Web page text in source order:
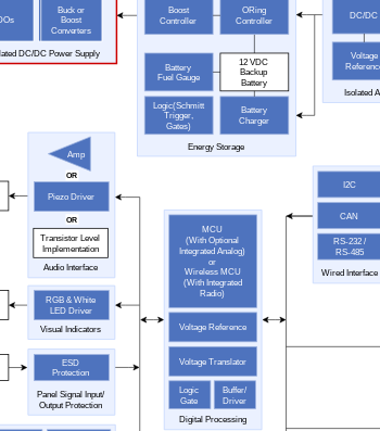
DC/DC Power Supply
Buck or
Boost
Converters
Energy Storage
Battery
Fuel Gauge
Logic(Schmitt
Trigger,
Gates)
12 VDC
Backup
Battery
Battery
Charger
ORing
Controller
Boost
Controller
Isolated
DC/DC
Voltage
Audio Interface
Transistor Level
Implementation
Piezo Driver
OR
OR
Amp
Visual Indicators
RGB & White
LED Driver
Panel Signal Input/
Output Protection
ESD
Protection
Digital Processing
MCU
(With Optional
Integrated Analog)
or
Wireless MCU
(With Integrated
Radio)
Buffer/
Driver
Voltage Translator
Logic
Gate
Voltage Reference
Wired Interface
I2C
CAN
RS-232 /
RS-485